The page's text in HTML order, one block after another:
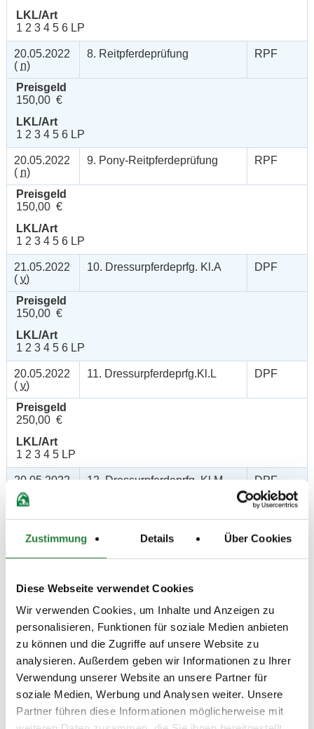
Zustimmung Details Über Cookies
Diese Webseite verwendet Cookies
Wir verwenden Cookies, um Inhalte und Anzeigen zu
personalisieren, Funktionen für soziale Medien anbieten
zu können und die Zugriffe auf unsere Website zu
analysieren. Außerdem geben wir Informationen zu Ihrer
Verwendung unserer Website an unsere Partner für
soziale Medien, Werbung und Analysen weiter. Unsere
Partner führen diese Informationen möglicherweise mit
LKL/Art
1 2 3 4 5 6 LP
20.05.2022
( n)
8. Reitpferdeprüfung RPF
Preisgeld
150,00 €
LKL/Art
1 2 3 4 5 6 LP
20.05.2022
( n)
9. Pony-Reitpferdeprüfung RPF
Preisgeld
150,00 €
LKL/Art
1 2 3 4 5 6 LP
21.05.2022
( v)
10. Dressurpferdeprfg. Kl.A DPF
Preisgeld
150,00 €
LKL/Art
1 2 3 4 5 6 LP
20.05.2022
( v)
11. Dressurpferdeprfg.Kl.L DPF
Preisgeld
250,00 €
LKL/Art
1 2 3 4 5 LP
20.05.2022
(v)
12. Dressurpferdeprfg. Kl.M DPF
1 2 3 4 LP
21.05.2022
13. Dressurreiterprüfung Kl.A
Preisgeld
150,00 €
LKL/Art
4 5 6 LP
21.05.2022
(v
14. Dressurprüfung Kl.A* DRE